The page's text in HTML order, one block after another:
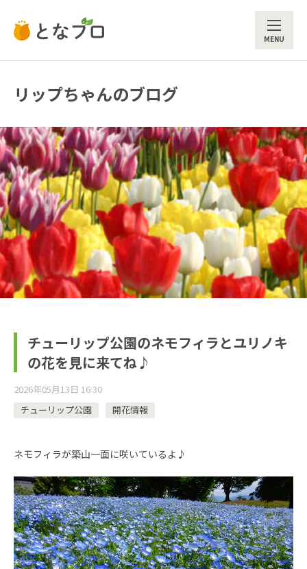
リップちゃんのブログ
チューリップ公園のネモフィラとユリノキ
の花を見に来てね♪
2026年05月13日 16:30
チューリップ公園
開花情報
ネモフィラが築山一面に咲いているよ♪